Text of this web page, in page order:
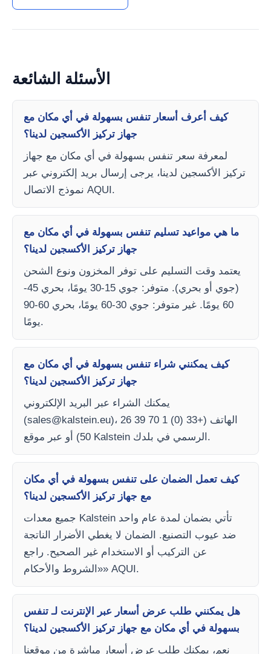
الأسئلة الشائعة
كيف أعرف أسعار تنفس بسهولة في أي مكان مع
جهاز تركيز الأكسجين لدينا؟
لمعرفة سعر تنفس بسهولة في أي مكان مع جهاز
تركيز الأكسجين لدينا، يرجى إرسال بريد إلكتروني عبر
نموذج الاتصال AQUI.
ما هي مواعيد تسليم تنفس بسهولة في أي مكان مع
جهاز تركيز الأكسجين لدينا؟
يعتمد وقت التسليم على توفر المخزون ونوع الشحن
(جوي أو بحري). متوفر: جوي 15-30 يومًا، بحري 45-
60 يومًا. غير متوفر: جوي 30-60 يومًا، بحري 60-90
يومًا.
كيف يمكنني شراء تنفس بسهولة في أي مكان مع
جهاز تركيز الأكسجين لدينا؟
يمكنك الشراء عبر البريد الإلكتروني
(sales@kalstein.eu)، الهاتف (+33 (0) 1 70 39 26
50) أو عبر موقع Kalstein الرسمي في بلدك.
كيف تعمل الضمان على تنفس بسهولة في أي مكان
مع جهاز تركيز الأكسجين لدينا؟
جميع معدات Kalstein تأتي بضمان لمدة عام واحد
ضد عيوب التصنيع. الضمان لا يغطي الأضرار الناتجة
عن التركيب أو الاستخدام غير الصحيح. راجع
«الشروط والأحكام» AQUI.
هل يمكنني طلب عرض أسعار عبر الإنترنت لـ تنفس
بسهولة في أي مكان مع جهاز تركيز الأكسجين لدينا؟
نعم، يمكنك طلب عرض أسعار مباشرة من موقعنا